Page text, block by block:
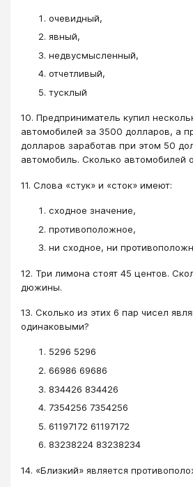
очевидный,
явный,
недвусмысленный,
отчетливый,
тусклый
10. Предприниматель купил
автомобилей за 3500 долларов, а
долларов заработав при этом 50
автомобиль. Сколько автомобилей
11. Слова «стук» и «сток» имеют:
сходное значение,
противоположное,
ни сходное, ни
12. Три лимона стоят 45 центов.
дюжины.
13. Сколько из этих 6 пар чисел
одинаковыми?
5296 5296
66986 69686
834426 834426
7354256 7354256
61197172 61197172
83238224 83238234
14. «Близкий» является